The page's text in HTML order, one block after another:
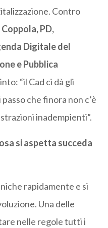
Contro
PD,
Digitale del
e Pubblica
“il Cad ci dà gli
che finora non c’è
inadempienti”.
si aspetta succeda
rapidamente e si
Una delle
nelle regole tutti i